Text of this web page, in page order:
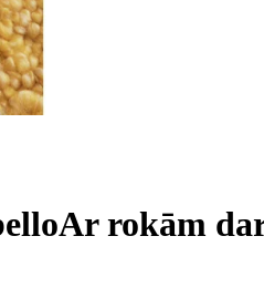
Ar rokām